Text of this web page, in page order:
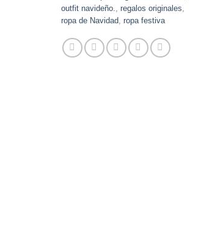
outfit navideño.
regalos originales
ropa de Navidad ropa festiva